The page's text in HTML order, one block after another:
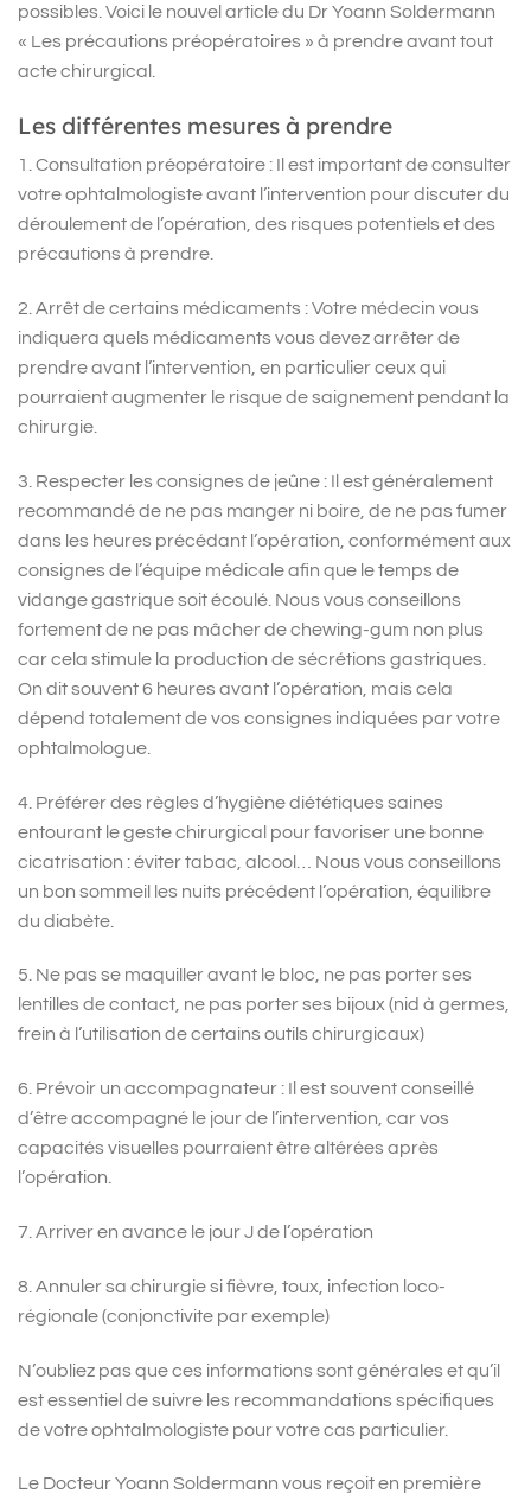
possibles. Voici le nouvel article du Dr Yoann Soldermann
« Les précautions préopératoires » à prendre avant tout
acte chirurgical.
Les différentes mesures à prendre
1. Consultation préopératoire : Il est important de consulter
votre ophtalmologiste avant l’intervention pour discuter du
déroulement de l’opération, des risques potentiels et des
précautions à prendre.
2. Arrêt de certains médicaments : Votre médecin vous
indiquera quels médicaments vous devez arrêter de
prendre avant l’intervention, en particulier ceux qui
pourraient augmenter le risque de saignement pendant la
chirurgie.
3. Respecter les consignes de jeûne : Il est généralement
recommandé de ne pas manger ni boire, de ne pas fumer
dans les heures précédant l’opération, conformément aux
consignes de l’équipe médicale afin que le temps de
vidange gastrique soit écoulé. Nous vous conseillons
fortement de ne pas mâcher de chewing-gum non plus
car cela stimule la production de sécrétions gastriques.
On dit souvent 6 heures avant l’opération, mais cela
dépend totalement de vos consignes indiquées par votre
ophtalmologue.
4. Préférer des règles d’hygiène diététiques saines
entourant le geste chirurgical pour favoriser une bonne
cicatrisation : éviter tabac, alcool… Nous vous conseillons
un bon sommeil les nuits précédent l’opération, équilibre
du diabète.
5. Ne pas se maquiller avant le bloc, ne pas porter ses
lentilles de contact, ne pas porter ses bijoux (nid à germes,
frein à l’utilisation de certains outils chirurgicaux)
6. Prévoir un accompagnateur : Il est souvent conseillé
d’être accompagné le jour de l’intervention, car vos
capacités visuelles pourraient être altérées après
l’opération.
7. Arriver en avance le jour J de l’opération
8. Annuler sa chirurgie si fièvre, toux, infection loco-
régionale (conjonctivite par exemple)
N’oubliez pas que ces informations sont générales et qu’il
est essentiel de suivre les recommandations spécifiques
de votre ophtalmologiste pour votre cas particulier.
Le Docteur Yoann Soldermann vous reçoit en première